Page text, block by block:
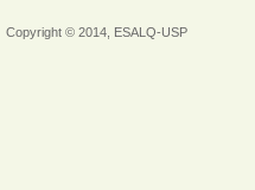
Copyright © 2014, ESALQ-USP